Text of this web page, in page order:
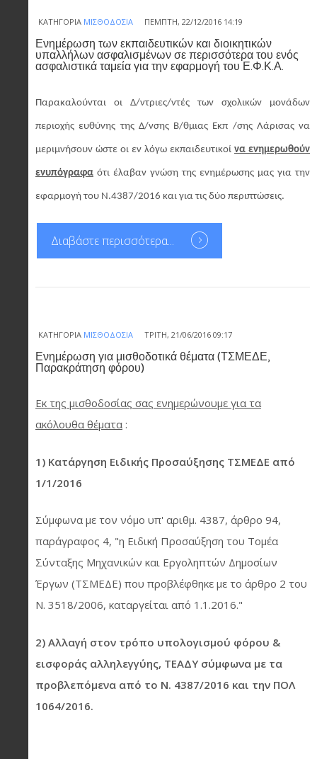
ΚΑΤΗΓΟΡΊΑ ΜΙΣΘΟΔΟΣΊΑ ΠΈΜΠΤΗ, 22/12/2016 14:19
Ενημέρωση των εκπαιδευτικών και διοικητικών
υπαλλήλων ασφαλισμένων σε περισσότερα του ενός
ασφαλιστικά ταμεία για την εφαρμογή του Ε.Φ.Κ.Α.
Παρακαλούνται οι Δ/ντριες/ντές των σχολικών μονάδων
περιοχής ευθύνης της Δ/νσης Β/θμιας Εκπ /σης Λάρισας να
μεριμνήσουν ώστε οι εν λόγω εκπαιδευτικοί να ενημερωθούν
ενυπόγραφα ότι έλαβαν γνώση της ενημέρωσης μας για την
εφαρμογή του Ν.4387/2016 και για τις δύο περιπτώσεις.
Διαβάστε περισσότερα...
ΚΑΤΗΓΟΡΊΑ ΜΙΣΘΟΔΟΣΊΑ ΤΡΊΤΗ, 21/06/2016 09:17
Ενημέρωση για μισθοδοτικά θέματα (ΤΣΜΕΔΕ,
Παρακράτηση φόρου)
Εκ της μισθοδοσίας σας ενημερώνουμε για τα
ακόλουθα θέματα :
1) Κατάργηση Ειδικής Προσαύξησης ΤΣΜΕΔΕ από
1/1/2016
Σύμφωνα με τον νόμο υπ' αριθμ. 4387, άρθρο 94,
παράγραφος 4, "η Ειδική Προσαύξηση του Τομέα
Σύνταξης Μηχανικών και Εργοληπτών Δημοσίων
Έργων (ΤΣΜΕΔΕ) που προβλέφθηκε με το άρθρο 2 του
Ν. 3518/2006, καταργείται από 1.1.2016."
2) Αλλαγή στον τρόπο υπολογισμού φόρου &
εισφοράς αλληλεγγύης, ΤΕΑΔΥ σύμφωνα με τα
προβλεπόμενα από το Ν. 4387/2016 και την ΠΟΛ
1064/2016.